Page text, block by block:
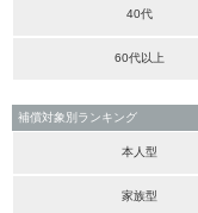
40代
60代以上
補償対象別ランキング
本人型
家族型